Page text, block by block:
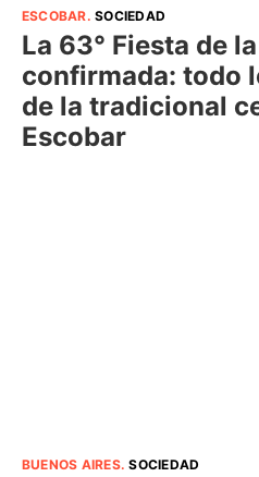
ESCOBAR.SOCIEDAD
La 63° Fiesta de
confirmada: todo
de la tradicional
Escobar
BUENOS AIRES.SOCIEDAD